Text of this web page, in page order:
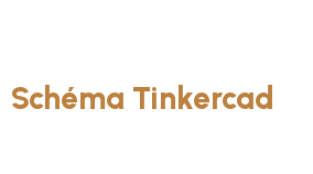
Schéma Tinkercad